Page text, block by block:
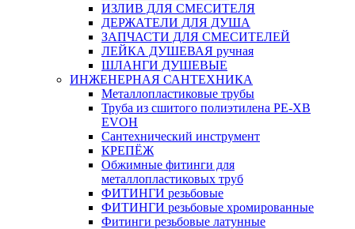
ИЗЛИВ ДЛЯ СМЕСИТЕЛЯ
ДЕРЖАТЕЛИ ДЛЯ ДУША
ЗАПЧАСТИ ДЛЯ СМЕСИТЕЛЕЙ
ЛЕЙКА ДУШЕВАЯ ручная
ШЛАНГИ ДУШЕВЫЕ
ИНЖЕНЕРНАЯ САНТЕХНИКА
Металлопластиковые трубы
Труба из сшитого полиэтилена PE-XB
EVOH
Сантехнический инструмент
КРЕПЁЖ
Обжимные фитинги для
металлопластиковых труб
ФИТИНГИ резьбовые
ФИТИНГИ резьбовые хромированные
Фитинги резьбовые латунные